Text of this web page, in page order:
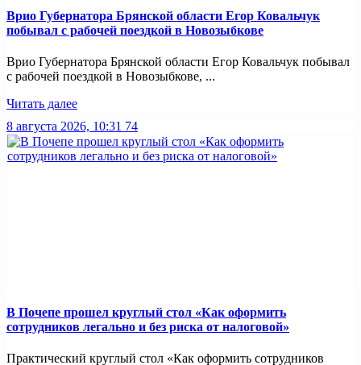
Врио Губернатора Брянской области Егор Ковальчук
побывал с рабочей поездкой в Новозыбкове
Врио Губернатора Брянской области Егор Ковальчук побывал
с рабочей поездкой в Новозыбкове, ...
Читать далее
8 августа 2026, 10:31 74
В Почепе прошел круглый стол «Как оформить
сотрудников легально и без риска от налоговой»
Практический круглый стол «Как оформить сотрудников